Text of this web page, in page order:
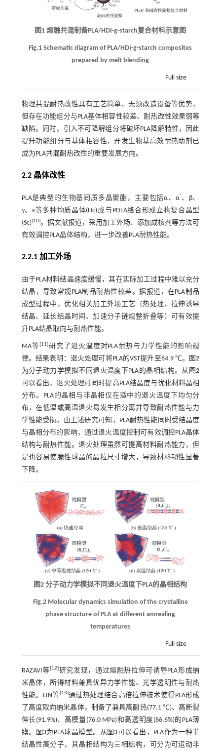
图1 熔融共混制备PLA/HDI-g-starch复合材料示意图
Fig.1 Schematic diagram of PLA/HDI-g-starch composites
prepared by melt blending
Full size
物理共混耐热改性具有工艺简单、无须改造设备等优势，
但存在功能组分与PLA基体相容性较差、耐热改性效果弱等
缺陷。同时，引入不可降解组分将破坏PLA降解特性，因此
提升功能组分与基体相容性、开发生物基高效耐热助剂已
成为PLA共混耐热改性的重要发展方向。
2.2 晶体改性
PLA是典型的生物基同质多晶聚酯，主要包括α、α’ 、β、
γ、ε等多种均质晶体(Hc)或与PDLA络合形成立构复合晶型
(Sc)[10]。据文献报道，采用加工外场、添加成核剂等方法可
有效调控PLA晶体结构，进一步改善PLA耐热性能。
2.2.1 加工外场
由于PLA材料结晶速度缓慢，其在实际加工过程中难以充分
结晶，导致常规PLA制品耐热性较差。据报道，在PLA制品
成型过程中，优化相关加工外场工艺（热处理、拉伸诱导
结晶、延长结晶时间、加速分子链规整折叠等）可有效提
升PLA结晶取向与耐热性能。
MA等[11]研究了退火温度对PLA耐热与力学性能的影响规
律。结果表明：退火处理可将PLA的VST提升至64.9 ℃。
图2
为分子动力学模拟不同退火温度下PLA的晶相结构。从 图2
可以看出，退火处理可同时提高PLA结晶度与优化材料晶相
分布。PLA的晶相与非晶相仅在适中的退火温度下均匀分
布，在低温或高温退火易发生相分离并导致耐热性能与力
学性能受损。由上述研究可知，PLA耐热性能同时受结晶度
与晶相分布的影响，通过退火温度控制可有效调控PLA晶体
结构与耐热性能。退火处理虽然可提高材料耐热能力，但
是也容易使脆性球晶的晶粒尺寸增大，导致材料韧性显著
下降。
图2 分子动力学模拟不同退火温度下PLA的晶相结构
Fig.2 Molecular dynamics simulation of the crystalline
phase structure of PLA at different annealing
temperatures
Full size
RAZAVI等 12 研究发现，通过熔融热拉伸可诱导PLA形成纳
米晶体，所得材料兼具优异力学性能、光学透明性与耐热
性能。LIN等 13 通过热处理结合高倍拉伸技术使得PLA形成
了高度取向纳米晶体，制备了兼具高耐热(77.1 ℃)、高断裂
伸长(91.9%)、高模量(76.0 MPa)和高透明度(86.6%)的PLA薄
膜。
图3为PLA球晶模型。从 图3 可以看出，PLA作为一种半
结晶性高分子，其晶相结构为三相结构，可分为可运动非